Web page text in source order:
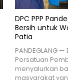
DPC PPP
Bersih untuk
Patia
PANDEGLANG
Persatuan
menyalurkan
masyarakat